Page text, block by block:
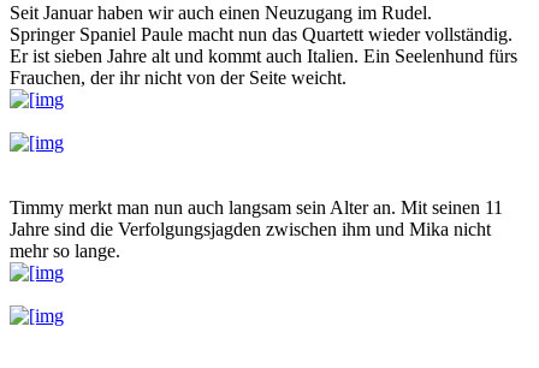
Seit Januar haben wir auch einen Neuzugang im Rudel.
Springer Spaniel Paule macht nun das Quartett wieder vollständig.
Er ist sieben Jahre alt und kommt auch Italien. Ein Seelenhund fürs
Frauchen, der ihr nicht von der Seite weicht.
Timmy merkt man nun auch langsam sein Alter an. Mit seinen 11
Jahre sind die Verfolgungsjagden zwischen ihm und Mika nicht
mehr so lange.